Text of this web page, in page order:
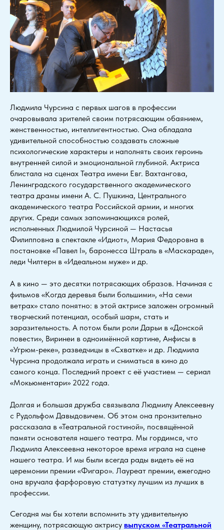
Людмила Чурсина с первых шагов в профессии
очаровывала зрителей своим потрясающим обаянием,
женственностью, интеллигентностью. Она обладала
удивительной способностью создавать сложные
психологические характеры и наполнять своих героинь
внутренней силой и эмоциональной глубиной. Актриса
блистала на сценах Театра имени Евг. Вахтангова,
Ленинградского государственного академического
театра драмы имени А. С. Пушкина, Центрального
академического театра Российской армии, и многих
других. Среди самых запоминающихся ролей,
исполненных Людмилой Чурсиной — Настасья
Филипповна в спектакле «Идиот», Мария Федоровна в
постановке «Павел I», баронесса Штраль в «Маскараде»,
леди Чилтерн в «Идеальном муже» и др.
А в кино — это десятки потрясающих образов. Начиная с
фильмов «Когда деревья были большими», «На семи
ветрах» стало понятно: в этой актрисе заложен огромный
творческий потенциал, особый шарм, стать и
заразительность. А потом были роли Дарьи в «Донской
повести», Виринеи в одноимённой картине, Анфисы в
«Угрюм-реке», разведчицы в «Схватке» и др. Людмила
Чурсина продолжала играть и сниматься в кино до
самого конца. Последний проект с её участием — сериал
«Мокьюментари» 2022 года.
Долгая и большая дружба связывала Людмилу Алексеевну
с Рудольфом Давыдовичем. Об этом она пронзительно
рассказала в «Театральной гостиной», посвящённой
памяти основателя нашего театра. Мы гордимся, что
Людмила Алексеевна некоторое время играла на сцене
нашего театра. И мы были всегда рады видеть её на
церемонии премии «Фигаро». Лауреат премии, ежегодно
она вручала фарфоровую статуэтку лучшим из лучших в
профессии.
Сегодня мы бы хотели вспомнить эту удивительную
женщину, потрясающую актрису выпуском «Театральной